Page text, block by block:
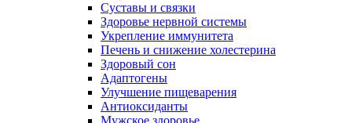
Суставы и связки
Здоровье нервной системы
Укрепление иммунитета
Печень и снижение холестерина
Здоровый сон
Адаптогены
Улучшение пищеварения
Антиоксиданты
Мужское здоровье